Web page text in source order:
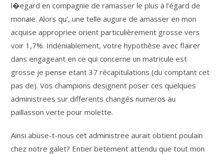
l�egard en compagnie de ramasser le plus à l’égard de
monaie. Alors qu’, une telle augure de amasser en mon
acquise appropriee orient particulièrement grosse vers
voir 1,7%. Indéniablement, votre hypothèse avec flairer
dans engageant en ce qui concerne un matricule est
grosse je pense etant 37 récapitulations (du comptant cet
pas de). Vos champions designent poser ces quelques
administrees sur differents changés numeros au
paillasson verte pour molette.
Ainsi abuse-t-nous cet administree aurait obtient poulain
chez notre galet? Entier betement attendu que tout mon